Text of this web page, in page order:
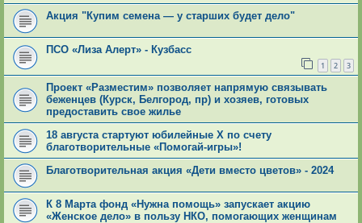
Акция "Купим семена — у старших будет дело"
ПСО «Лиза Алерт» - Кузбасс
1 2 3
Проект «Разместим» позволяет напрямую связывать
беженцев (Курск, Белгород, пр) и хозяев, готовых
предоставить свое жилье
18 августа стартуют юбилейные X по счету
благотворительные «Помогай-игры»!
Благотворительная акция «Дети вместо цветов» - 2024
К 8 Марта фонд «Нужна помощь» запускает акцию
«Женское дело» в пользу НКО, помогающих женщинам